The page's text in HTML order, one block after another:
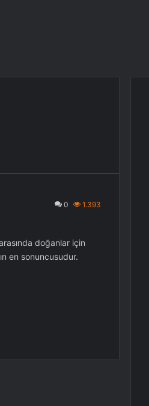
0 1.393
doğanlar için
en sonuncusudur.